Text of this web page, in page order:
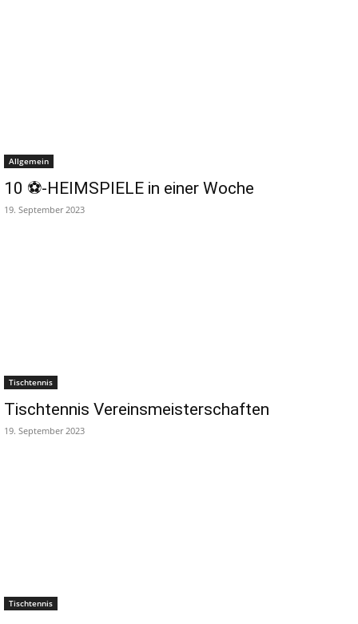
Allgemein
10 ⚽️-HEIMSPIELE in einer Woche
19. September 2023
Tischtennis
Tischtennis Vereinsmeisterschaften
19. September 2023
Tischtennis